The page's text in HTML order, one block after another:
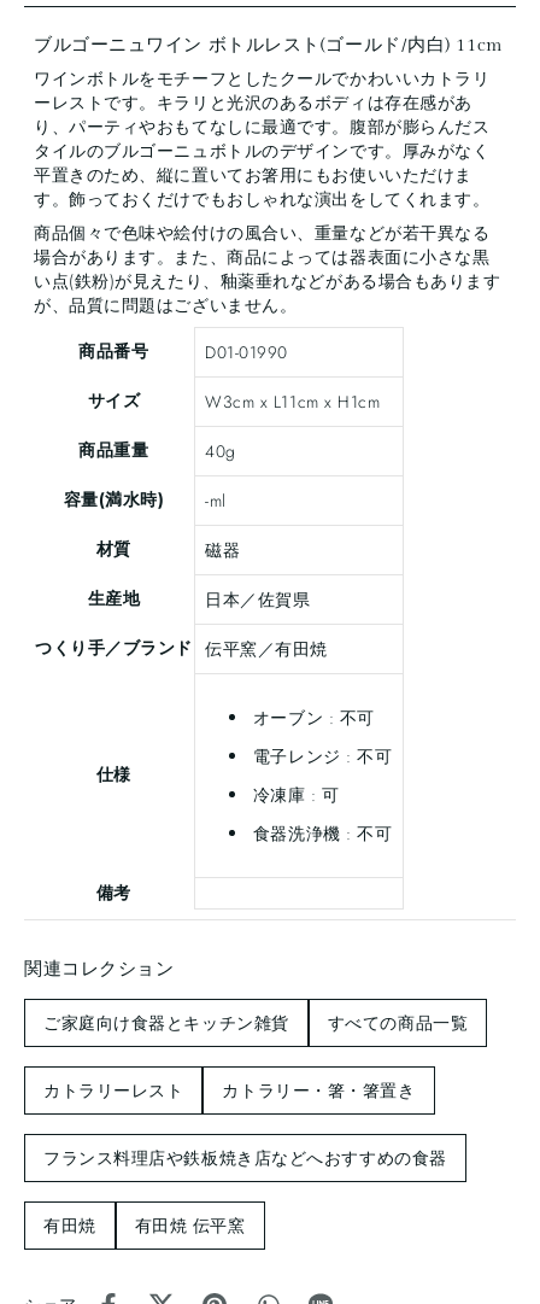
ブルゴーニュワイン ボトルレスト(ゴールド/内白) 11cm
ワインボトルをモチーフとしたクールでかわいいカトラリ
ーレストです。キラリと光沢のあるボディは存在感があ
り、パーティやおもてなしに最適です。腹部が膨らんだス
タイルのブルゴーニュボトルのデザインです。厚みがなく
平置きのため、縦に置いてお箸用にもお使いいただけま
す。飾っておくだけでもおしゃれな演出をしてくれます。
商品個々で色味や絵付けの風合い、重量などが若干異なる
場合があります。また、商品によっては器表面に小さな黒
い点(鉄粉)が見えたり、釉薬垂れなどがある場合もあります
が、品質に問題はございません。
商品番号
D01-01990
サイズ
W3cm x L11cm x H1cm
商品重量
40g
容量(満水時)
-ml
材質
磁器
生産地
日本／佐賀県
つくり手／ブランド 伝平窯／有田焼
仕様
オーブン : 不可
電子レンジ : 不可
冷凍庫 : 可
食器洗浄機 : 不可
備考
関連コレクション
ご家庭向け食器とキッチン雑貨 すべての商品一覧
カトラリーレスト カトラリー・箸・箸置き
フランス料理店や鉄板焼き店などへおすすめの食器
有田焼 有田焼 伝平窯